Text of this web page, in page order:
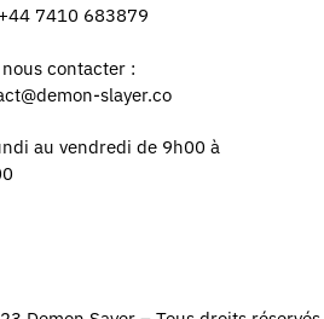
7410 683879
contacter :
slayer.co
au vendredi de 9h00 à